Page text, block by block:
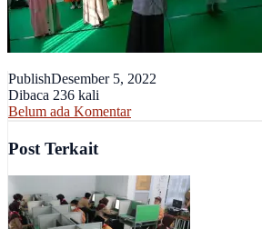
PublishDesember 5, 2022
Dibaca 236 kali
Belum ada Komentar
Post Terkait